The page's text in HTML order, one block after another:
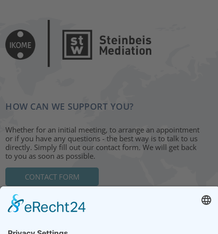
HOW CAN WE SUPPORT YOU?
Whether for an initial meeting, to arrange an appointment
or if you have any questions - the best way is to talk to us
directly. Simply fill out our contact form. We will get back
to you as soon as possible.
CONTACT FORM